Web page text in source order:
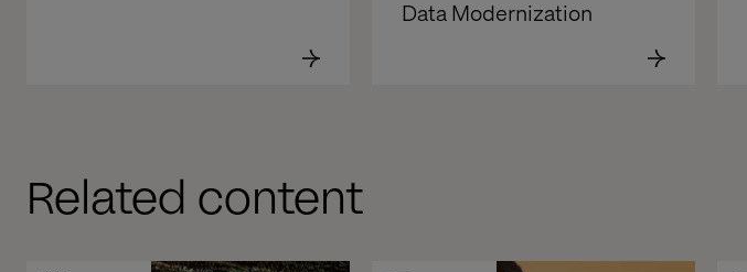
Data Modernization
Related content